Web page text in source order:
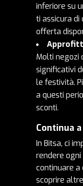
inferiore su
ti assicura
offerta
Molti negozi
significativi
le festività.
a questi
sconti.
Continua
In Bitsa, ci
rendere
continuare
scoprire